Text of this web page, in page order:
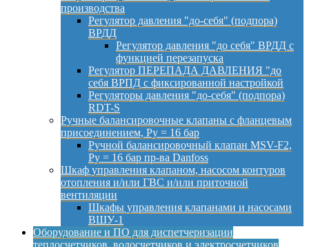
производства
Регулятор давления "до-себя" (подпора)
ВРДД
Регулятор давления "до себя" ВРДД с
функцией перезапуска
Регулятор ПЕРЕПАДА ДАВЛЕНИЯ "до
себя ВРПД с фиксированной настройкой
Регуляторы давления "до-себя" (подпора)
RDT-S
Ручные балансировочные клапаны с фланцевым
присоединением, Py = 16 бар
Ручной балансировочный клапан MSV-F2,
Py = 16 бар пр-ва Danfoss
Шкаф управления клапаном, насосом контуров
отопления и/или ГВС и/или приточной
вентиляции
Шкафы управления клапанами и насосами
ВШУ-1
Оборудование и ПО для диспетчеризации
теплосчетчиков, водосчетчиков и электросчетчиков